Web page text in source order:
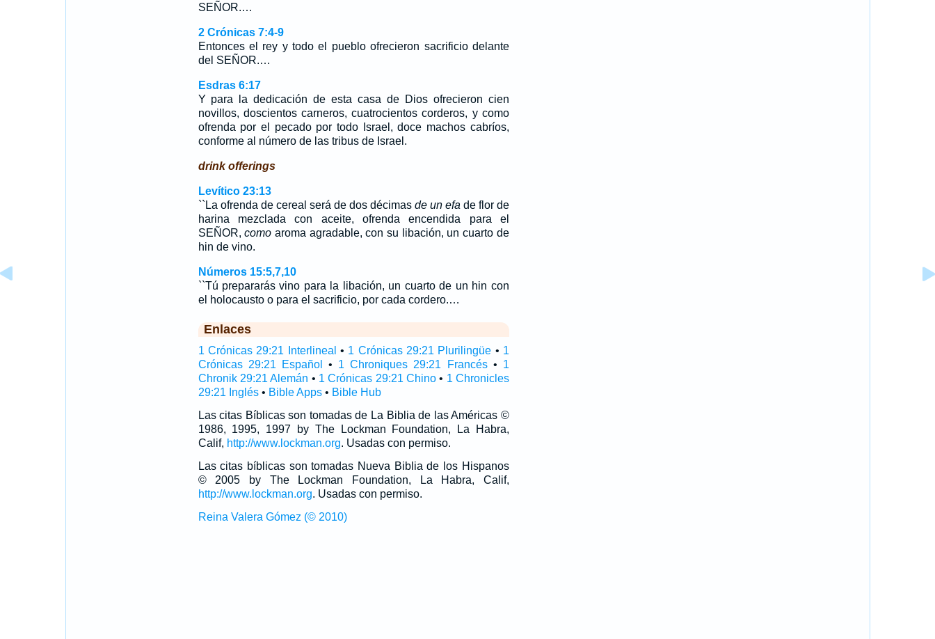
SEÑOR.…
2 Crónicas 7:4-9
Entonces el rey y todo el pueblo ofrecieron sacrificio delante
del SEÑOR.…
Esdras 6:17
Y para la dedicación de esta casa de Dios ofrecieron cien
novillos, doscientos carneros, cuatrocientos corderos, y como
ofrenda por el pecado por todo Israel, doce machos cabríos,
conforme al número de las tribus de Israel.
drink offerings
Levítico 23:13
``La ofrenda de cereal será de dos décimas de un efa de flor de
harina mezclada con aceite, ofrenda encendida para el
SEÑOR,como aroma agradable, con su libación, un cuarto de
hin de vino.
Números 15:5,7,10
``Tú prepararás vino para la libación, un cuarto de un hin con
el holocausto o para el sacrificio, por cada cordero.…
Enlaces
1 Crónicas 29:21 Interlineal • 1 Crónicas 29:21 Plurilingüe • 1
Crónicas 29:21 Español
• 1 Chroniques 29:21 Francés• 1
Chronik 29:21 Alemán • 1 Crónicas 29:21 Chino• 1 Chronicles
29:21 Inglés• Bible Apps• Bible Hub
Las citas Bíblicas son tomadas de La Biblia de las Américas ©
1986, 1995, 1997 by The Lockman Foundation, La Habra,
Calif, http://www.lockman.org. Usadas con permiso.
Las citas bíblicas son tomadas Nueva Biblia de los Hispanos
© 2005 by The Lockman Foundation, La Habra, Calif,
http://www.lockman.org. Usadas con permiso.
Reina Valera Gómez (© 2010)